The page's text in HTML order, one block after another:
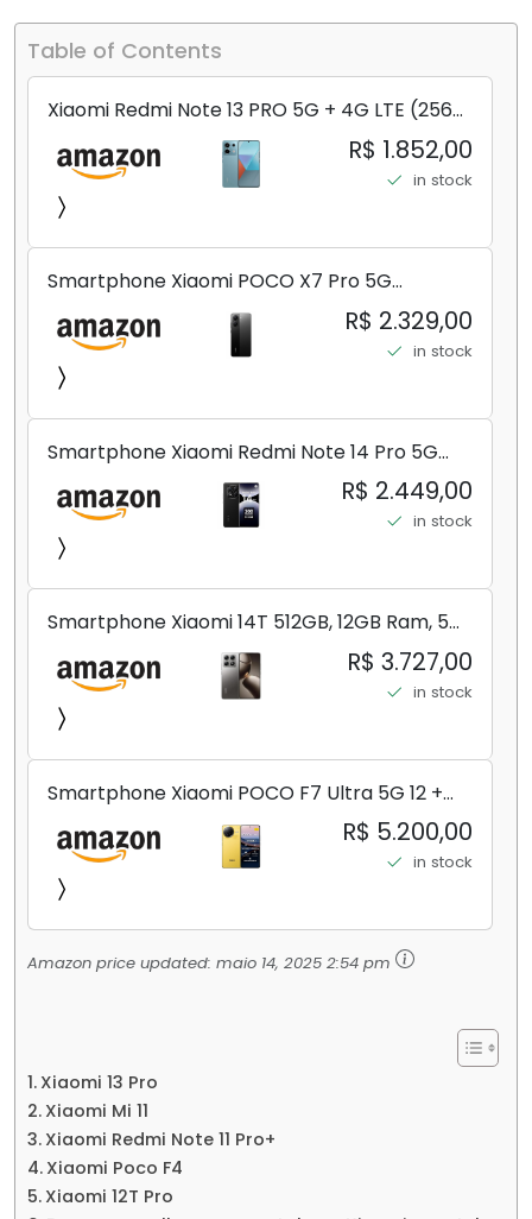
Table of Contents
Xiaomi Redmi Note 13 PRO 5G + 4G LTE (256
GB + 8 GB) 200 MP Triplo (Mobile Mint Tello
e) + (Pacote de carregador duplo de carro
rápido) (Ocean Teal (ROM))
R$ 1.852,00
in stock
Smartphone Xiaomi POCO X7 Pro 5G
8+256GB/12+256GB/12+512GB
R$ 2.329,00
in stock
Smartphone Xiaomi Redmi Note 14 Pro 5G
Midnight Black (Preto) 12GB RAM 512GB ROM
NFC [ 24090RA29G ]
R$ 2.449,00
in stock
Smartphone Xiaomi 14T 512GB, 12GB Ram, 5G,
Leica, Cinza - no Brasil
R$ 3.727,00
in stock
Smartphone Xiaomi POCO F7 Ultra 5G 12 +
256GB/16+512GB Processador Snapdragon 8
Elite Top de Linha Chip VisionBoost D7 para
Jogos Pesados Tela Flow AMOLED 2K...
R$ 5.200,00
in stock
Amazon price updated: maio 14, 2025 2:54 pm
Xiaomi 13 Pro
Xiaomi Mi 11
Xiaomi Redmi Note 11 Pro+
Xiaomi Poco F4
Xiaomi 12T Pro